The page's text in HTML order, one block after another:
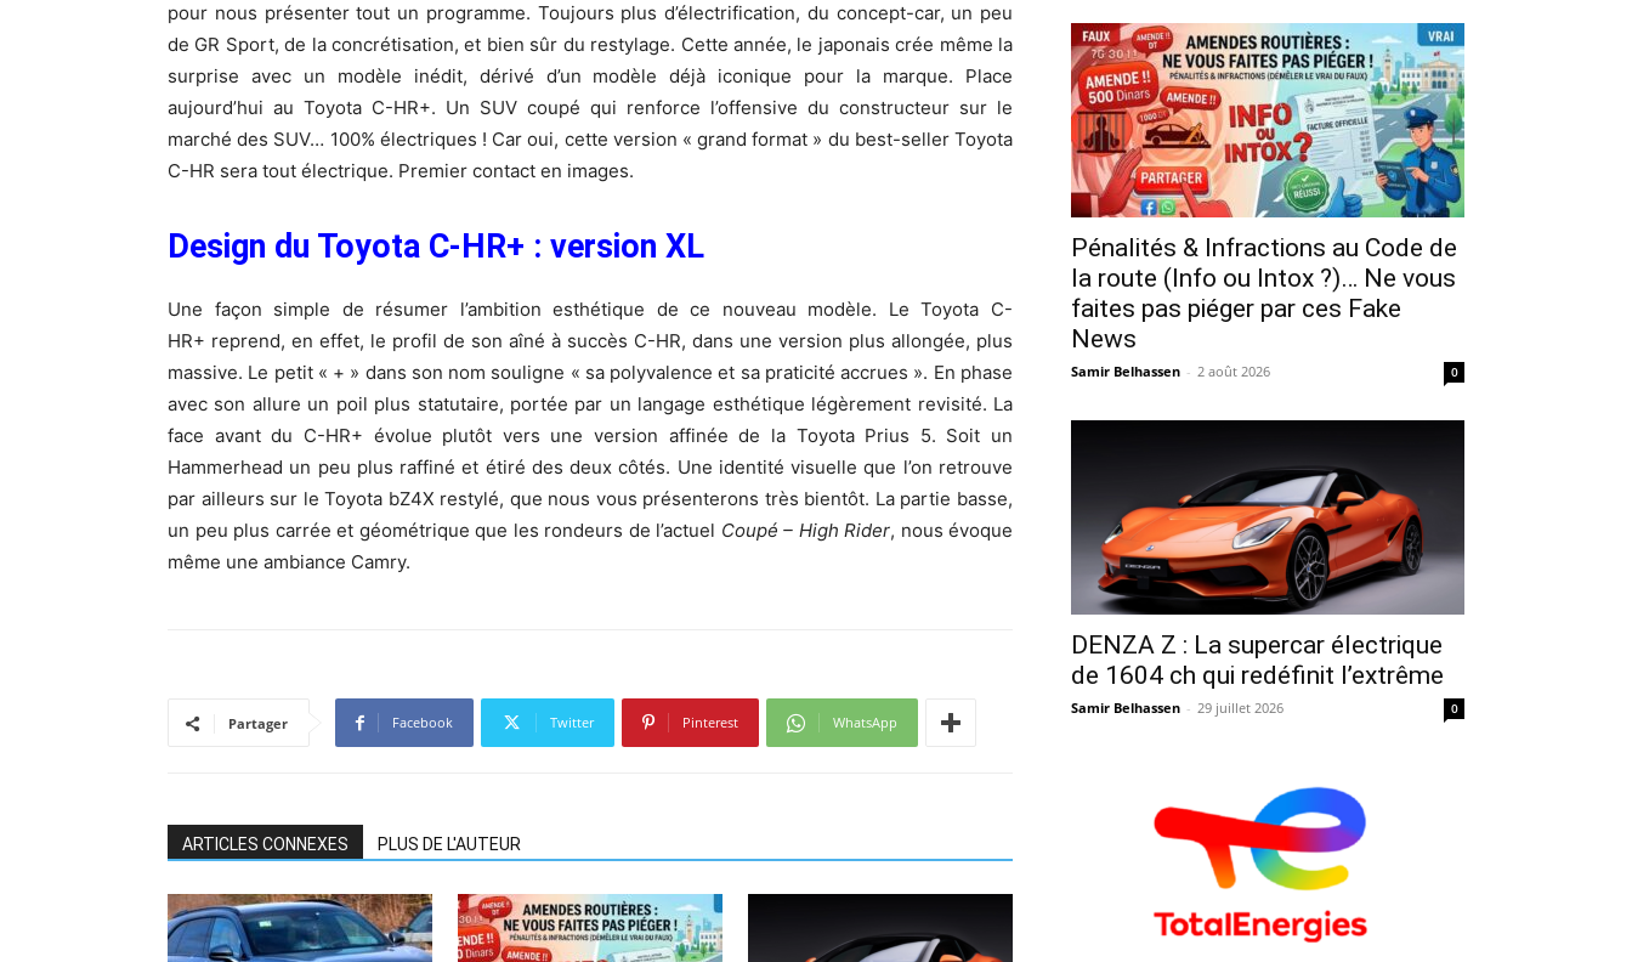
pour nous présenter tout un programme. Toujours plus d’électrification, du concept-car, un peu
de GR Sport, de la concrétisation, et bien sûr du restylage. Cette année, le japonais crée même la
surprise avec un modèle inédit, dérivé d’un modèle déjà iconique pour la marque. Place
aujourd’hui au Toyota C-HR+. Un SUV coupé qui renforce l’offensive du constructeur sur le
marché des SUV… 100% électriques ! Car oui, cette version « grand format » du best-seller Toyota
C-HR sera tout électrique. Premier contact en images.
Design du Toyota C-HR+ : version XL
Une façon simple de résumer l’ambition esthétique de ce nouveau modèle. Le Toyota C-
HR+ reprend, en effet, le profil de son aîné à succès C-HR, dans une version plus allongée, plus
massive. Le petit « + » dans son nom souligne « sa polyvalence et sa praticité accrues ». En phase
avec son allure un poil plus statutaire, portée par un langage esthétique légèrement revisité. La
face avant du C-HR+ évolue plutôt vers une version affinée de la Toyota Prius 5. Soit un
Hammerhead un peu plus raffiné et étiré des deux côtés. Une identité visuelle que l’on retrouve
par ailleurs sur le Toyota bZ4X restylé, que nous vous présenterons très bientôt. La partie basse,
un peu plus carrée et géométrique que les rondeurs de l’actuel Coupé – High Rider, nous évoque
même une ambiance Camry.
Partager Facebook Twitter Pinterest WhatsApp
ARTICLES CONNEXES PLUS DE L'AUTEUR
Pénalités & Infractions au Code de
la route (Info ou Intox ?)… Ne vous
faites pas piéger par ces Fake
News
Samir Belhassen - 2 août 2026 0
DENZA Z : La supercar électrique
de 1604 ch qui redéfinit l’extrême
Samir Belhassen - 29 juillet 2026 0